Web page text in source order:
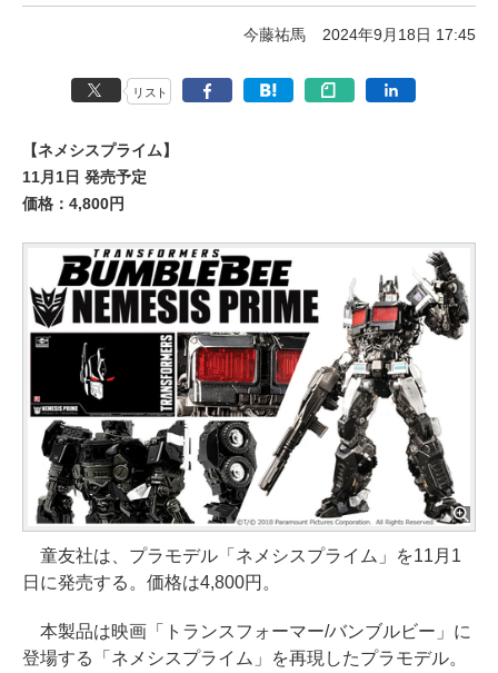
今藤祐馬 2024年9月18日 17:45
リスト
【ネメシスプライム】
11月1日 発売予定
価格：4,800円
童友社は、プラモデル「ネメシスプライム」を11月1
日に発売する。価格は4,800円。
本製品は映画「トランスフォーマー/バンブルビー」に
登場する「ネメシスプライム」を再現したプラモデル。